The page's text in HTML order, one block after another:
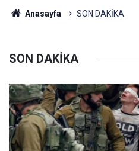
Anasayfa SON DAKİKA
SON DAKİKA